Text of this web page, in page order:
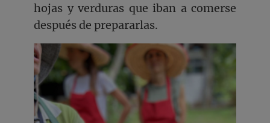
hojas y verduras que iban a comerse
después de prepararlas.